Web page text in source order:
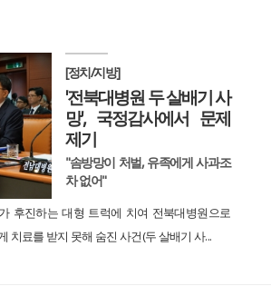
[정치/지방]
'전북대병원 두 살배기 사
망', 국정감사에서 문제
제기
"솜방망이 처벌, 유족에게 사과조
차 없어"
후진하는 대형 트럭에 치여 전북대병원으로
치료를 받지 못해 숨진 사건(두 살배기 사...